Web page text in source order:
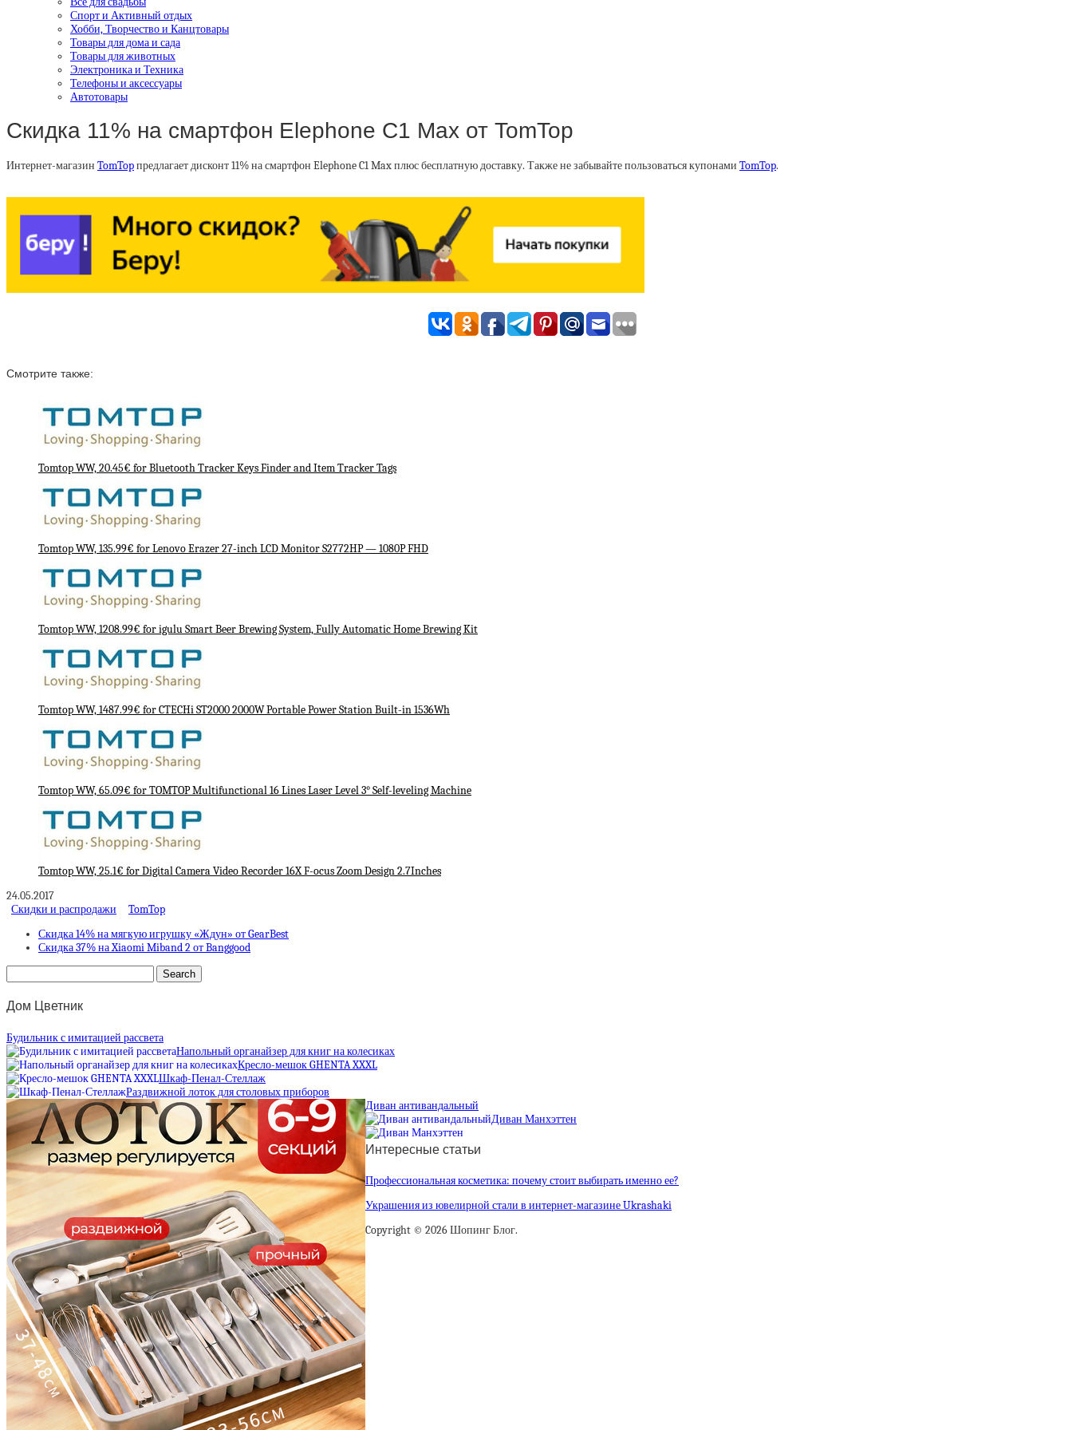
Спорт и Активный отдых
Хобби, Творчество и Канцтовары
Товары для дома и сада
Товары для животных
Электроника и Техника
Телефоны и аксессуары
Автотовары
Скидка 11% на смартфон Elephone C1 Max от TomTop
Интернет-магазин TomTopпредлагает дисконт 11% на смартфон Elephone C1 Max плюс бесплатную доставку. Также не забывайте пользоваться купонами TomTop.
Смотрите также:
Tomtop WW, 20.45€ for Bluetooth Tracker Keys Finder and Item Tracker Tags
Tomtop WW, 135.99€ for Lenovo Erazer 27-inch LCD Monitor S2772HP — 1080P FHD
Tomtop WW, 1208.99€ for igulu Smart Beer Brewing System, Fully Automatic Home Brewing Kit
Tomtop WW, 1487.99€ for CTECHi ST2000 2000W Portable Power Station Built-in 1536Wh
Tomtop WW, 65.09€ for TOMTOP Multifunctional 16 Lines Laser Level 3° Self-leveling Machine
Tomtop WW, 25.1€ for Digital Camera Video Recorder 16X F-ocus Zoom Design 2.7Inches
24.05.2017
Скидки и распродажи
TomTop
Скидка 14% на мягкую игрушку «Ждун» от GearBest
Скидка 37% на Xiaomi Miband 2 от Banggood
Дом Цветник
Будильник с имитацией рассвета
Напольный органайзер для книг на колесиках
Кресло-мешок GHENTA XXXL
Шкаф-Пенал-Стеллаж
Раздвижной лоток для столовых приборов
Диван антивандальный
Диван Манхэттен
Интересные статьи
Профессиональная косметика: почему стоит выбирать именно ее?
Украшения из ювелирной стали в интернет-магазине Ukrashaki
Copyright © 2026 Шопинг Блог.